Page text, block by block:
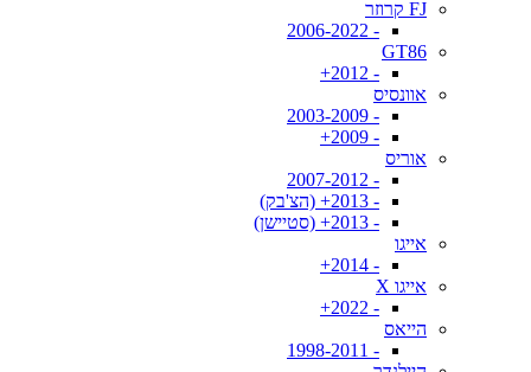
FJ קרוזר
- 2006-2022
GT86
- 2012+
אוונסיס
- 2003-2009
- 2009+
אוריס
- 2007-2012
- 2013+ (הצ'בק)
- 2013+ (סטיישן)
אייגו
- 2014+
אייגו X
- 2022+
הייאס
- 1998-2011